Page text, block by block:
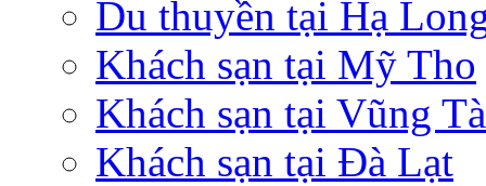
Du thuyền tại Hạ
Khách sạn tại Mỹ Tho
Khách sạn tại Vũng
Khách sạn tại Đà Lạt